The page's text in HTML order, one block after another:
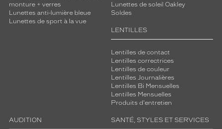
monture + verres
Lunettes anti-lumière bleue
Lunettes de sport à la vue
Lunettes de soleil Oakley
Soldes
LENTILLES
Lentilles de contact
Lentilles correctrices
Lentilles de couleur
Lentilles Journalières
Lentilles Bi Mensuelles
Lentilles Mensuelles
Produits d'entretien
AUDITION SANTÉ, STYLES ET SERVICES